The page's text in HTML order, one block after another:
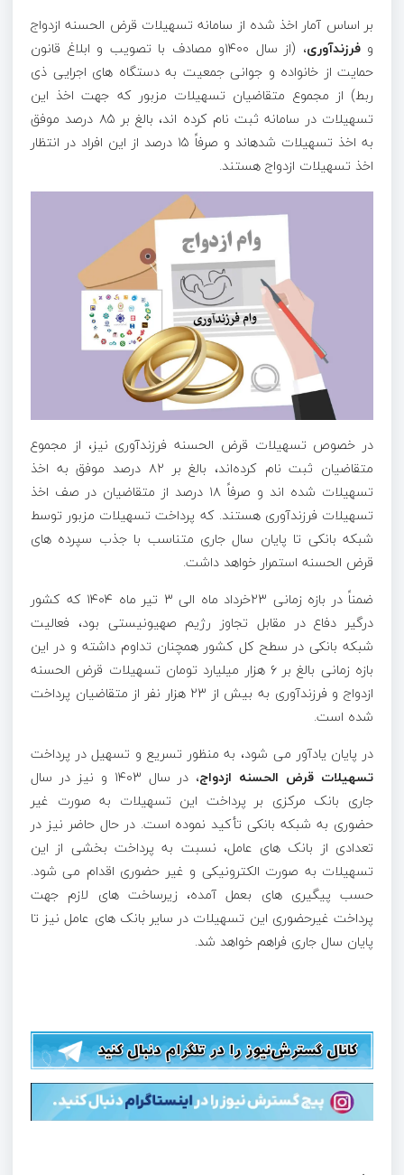
بر اساس آمار اخذ شده از سامانه تسهیلات قرض­ الحسنه ازدواج
وفرزندآوری
، (از سال ۱۴۰۰و مصادف با تصویب و ابلاغ قانون
حمایت از خانواده و جوانی جمعیت به دستگاه های اجرایی ذی
ربط) از مجموع متقاضیان تسهیلات مزبور که جهت اخذ این
تسهیلات در سامانه ثبت نام کرده اند، بالغ بر ۸۵ درصد موفق
به اخذ تسهیلات شده­اند و صرفاً ۱۵ درصد از این افراد در انتظار
اخذ تسهیلات ازدواج هستند.
در خصوص تسهیلات قرض الحسنه فرزندآوری نیز، از مجموع
متقاضیان ثبت نام کرده‌اند، بالغ بر ۸۲ درصد موفق به اخذ
تسهیلات شده ­اند و صرفاً ۱۸ درصد از متقاضیان در صف اخذ
تسهیلات فرزندآوری هستند. که پرداخت تسهیلات مزبور توسط
شبکه بانکی تا پایان سال جاری متناسب با جذب سپرده های
قرض الحسنه استمرار خواهد داشت.
ضمناً در بازه زمانی ۲۳خرداد ماه الی ۳ تیر ماه ۱۴۰۴ که کشور
درگیر دفاع در مقابل تجاوز رژیم صهیونیستی بود، فعالیت
شبکه بانکی در سطح کل کشور همچنان تداوم داشته و در این
بازه زمانی بالغ بر ۶ هزار میلیارد تومان تسهیلات قرض الحسنه
ازدواج و فرزندآوری به بیش از ۲۳ هزار نفر از متقاضیان پرداخت
شده است.
در پایان یادآور می شود، به­ منظور تسریع و تسهیل در پرداخت
تسهیلات قرض­ الحسنه ازدواج
، در سال ۱۴۰۳ و نیز در سال
جاری بانک مرکزی بر پرداخت این تسهیلات به ­صورت غیر
حضوری به شبکه بانکی تأکید نموده است. در حال حاضر نیز در
تعدادی از بانک­ های عامل، نسبت به پرداخت بخشی از این
تسهیلات به ­صورت الکترونیکی و غیر حضوری اقدام می شود.
حسب پیگیری های بعمل آمده، زیرساخت های لازم جهت
پرداخت غیرحضوری این تسهیلات در سایر بانک های عامل نیز تا
پایان سال جاری فراهم خواهد شد.